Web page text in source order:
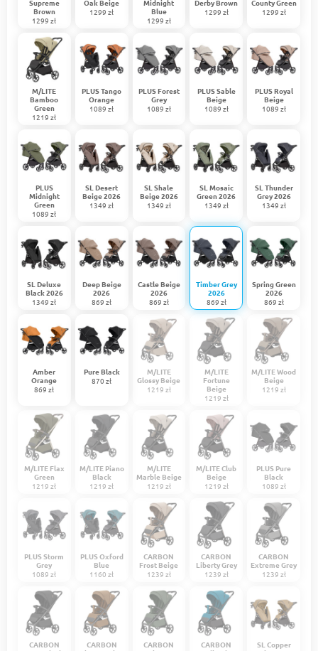
Supreme
Brown
1299 zł
Oak Beige
1299 zł
Midnight
Blue
1299 zł
Derby Brown
1299 zł
County Green
1299 zł
M/LITE
Glossy Beige
1219 zł
M/LITE
Fortune
Beige
1219 zł
M/LITE Wood
Beige
1219 zł
M/LITE Flax
Green
1219 zł
M/LITE Piano
Black
1219 zł
M/LITE
Marble Beige
1219 zł
M/LITE Club
Beige
1219 zł
M/LITE
Bamboo
Green
1219 zł
PLUS Tango
Orange
1089 zł
PLUS Forest
Grey
1089 zł
PLUS Sable
Beige
1089 zł
PLUS Pure
Black
1089 zł
PLUS Royal
Beige
1089 zł
PLUS
Midnight
Green
1089 zł
PLUS Storm
Grey
1089 zł
PLUS Oxford
Blue
1160 zł
CARBON
Frost Beige
1239 zł
CARBON
Liberty Grey
1239 zł
CARBON
Extreme Grey
1239 zł
CARBON
CARBON
CARBON
CARBON
SL Desert
Beige 2026
1349 zł
SL Copper
SL Shale
Beige 2026
1349 zł
SL Mosaic
Green 2026
1349 zł
SL Thunder
Grey 2026
1349 zł
SL Deluxe
Black 2026
1349 zł
Deep Beige
2026
869 zł
Castle Beige
2026
869 zł
Timber Grey
2026
869 zł
Spring Green
2026
869 zł
Amber
Orange
869 zł
Pure Black
870 zł